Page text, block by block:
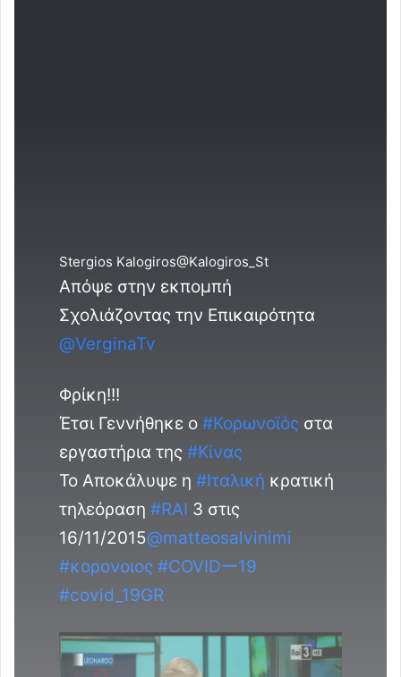
Stergios Kalogiros@Kalogiros_St
Απόψε στην εκπομπή
Σχολιάζοντας την Επικαιρότητα
@VerginaTv
Φρίκη!!!
Έτσι Γεννήθηκε ο #Κορωνοϊός στα
εργαστήρια της #Κίνας
Το Αποκάλυψε η #Ιταλική κρατική
τηλεόραση #RAI 3 στις
16/11/2015@matteosalvinimi
#κορονοιος #COVIDー19
#covid_19GR